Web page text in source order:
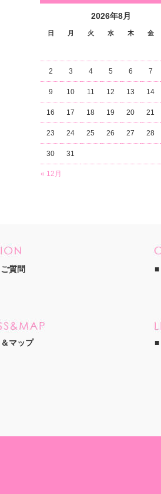
2026年8月
日 月 火 水 木 金
« 12月
2 3 4 5 6 7
9 10 11 12 13 14
16 17 18 19 20 21
23 24 25 26 27 28
30 31
質問
マップ